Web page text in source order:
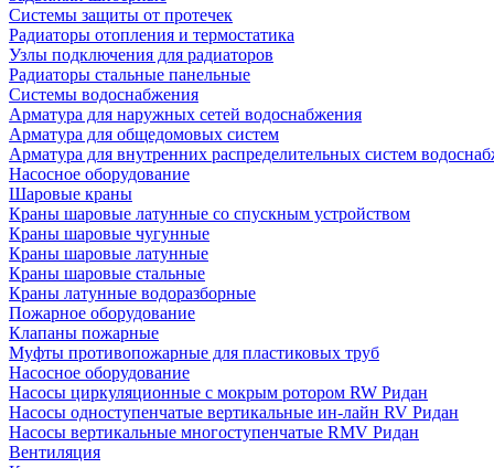
Системы защиты от протечек
Радиаторы отопления и термостатика
Узлы подключения для радиаторов
Радиаторы стальные панельные
Системы водоснабжения
Арматура для наружных сетей водоснабжения
Арматура для общедомовых систем
Арматура для внутренних распределительных систем
Насосное оборудование
Шаровые краны
Краны шаровые латунные со спускным устройством
Краны шаровые чугунные
Краны шаровые латунные
Краны шаровые стальные
Краны латунные водоразборные
Пожарное оборудование
Клапаны пожарные
Муфты противопожарные для пластиковых труб
Насосное оборудование
Насосы циркуляционные с мокрым ротором RW Ридан
Насосы одноступенчатые вертикальные ин-лайн RV Ридан
Насосы вертикальные многоступенчатые RMV Ридан
Вентиляция